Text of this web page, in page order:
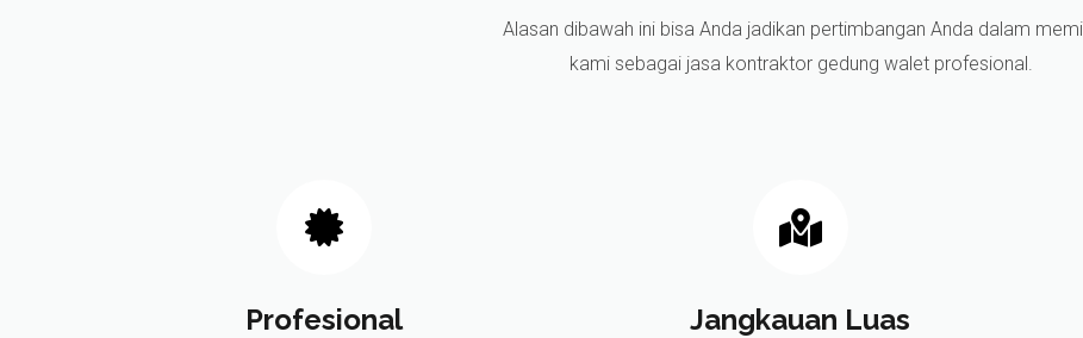
Alasan dibawah ini bisa Anda jadikan pertimbangan Anda dalam
kami sebagai jasa kontraktor gedung walet profesional.
Profesional Jangkauan Luas